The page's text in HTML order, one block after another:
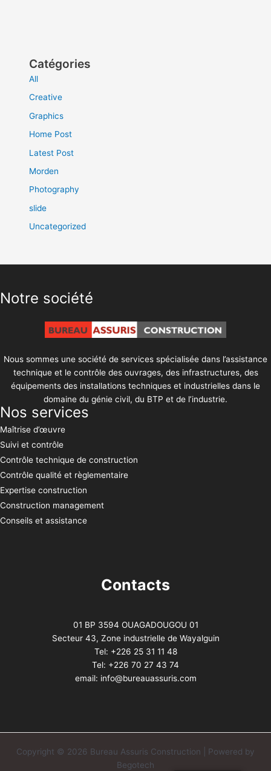
Catégories
All
Creative
Graphics
Home Post
Latest Post
Morden
Photography
slide
Uncategorized
Notre société
Nous sommes une société de services spécialisée dans l’assistance
technique et le contrôle des ouvrages, des infrastructures, des
équipements des installations techniques et industrielles dans le
domaine du génie civil, du BTP et de l’industrie.
Nos services
Maîtrise d’œuvre
Suivi et contrôle
Contrôle technique de construction
Contrôle qualité et règlementaire
Expertise construction
Construction management
Conseils et assistance
Contacts
01 BP 3594 OUAGADOUGOU 01
Secteur 43, Zone industrielle de Wayalguin
Tel: +226 25 31 11 48
Tel: +226 70 27 43 74
email: info@bureauassuris.com
Copyright © 2026 Bureau Assuris Construction | Powered by
Begotech